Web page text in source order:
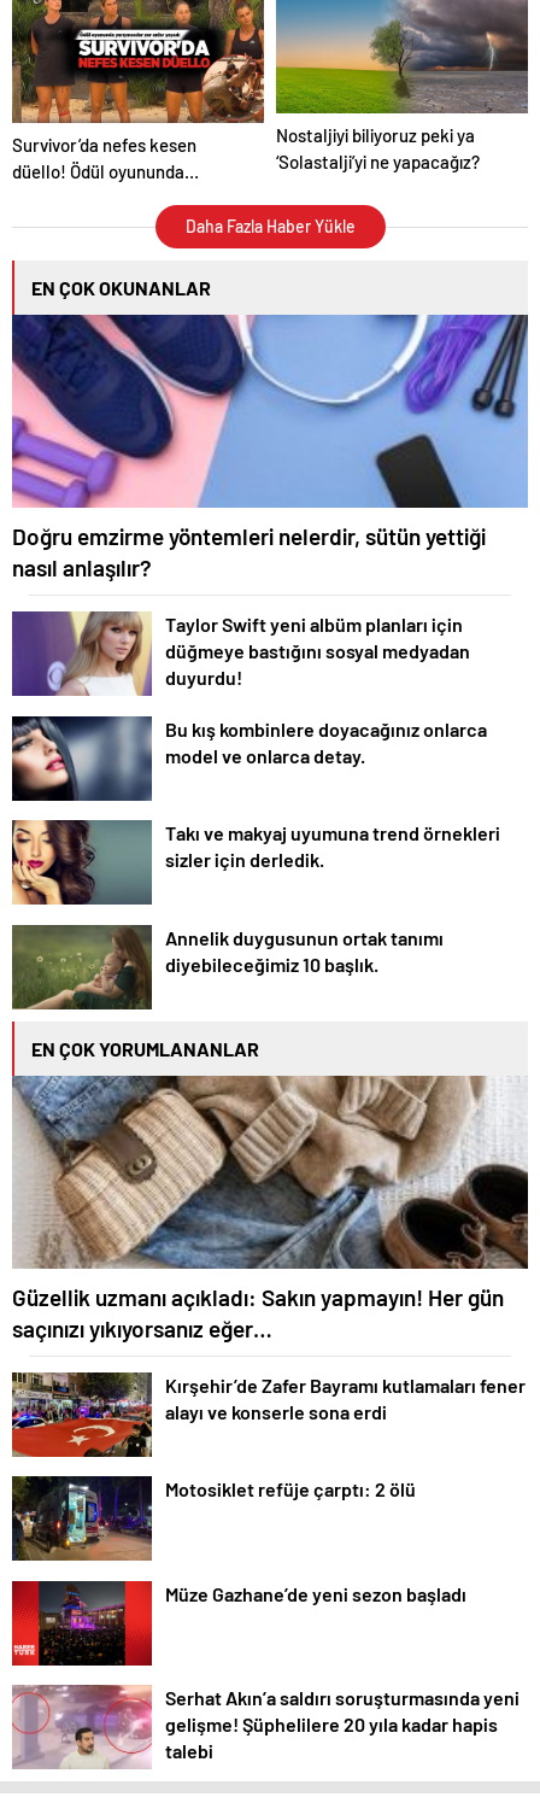
Survivor’da nefes kesen
düello! Ödül oyununda
Nostaljiyi biliyoruz peki ya
‘Solastalji’yi ne yapacağız?
Daha Fazla Haber Yükle
EN ÇOK OKUNANLAR
Doğru emzirme yöntemleri nelerdir, sütün yettiği
nasıl anlaşılır?
Taylor Swift yeni albüm planları için
düğmeye bastığını sosyal medyadan
duyurdu!
Bu kış kombinlere doyacağınız onlarca
model ve onlarca detay.
Takı ve makyaj uyumuna trend örnekleri
sizler için derledik.
Annelik duygusunun ortak tanımı
diyebileceğimiz 10 başlık.
EN ÇOK YORUMLANANLAR
Güzellik uzmanı açıkladı: Sakın yapmayın! Her gün
saçınızı yıkıyorsanız eğer…
Kırşehir’de Zafer Bayramı kutlamaları fener
alayı ve konserle sona erdi
Motosiklet refüje çarptı: 2 ölü
Müze Gazhane’de yeni sezon başladı
Serhat Akın’a saldırı soruşturmasında yeni
gelişme! Şüphelilere 20 yıla kadar hapis
talebi